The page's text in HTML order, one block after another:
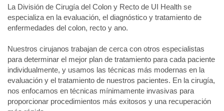
La División de Cirugía del Colon y Recto de UI Health se
especializa en la evaluación, el diagnóstico y tratamiento de
enfermedades del colon, recto y ano.
Nuestros cirujanos trabajan de cerca con otros especialistas
para determinar el mejor plan de tratamiento para cada paciente
individualmente, y usamos las técnicas más modernas en la
evaluación y el tratamiento de nuestros pacientes. En la cirugía,
nos enfocamos en técnicas mínimamente invasivas para
proporcionar procedimientos más exitosos y una recuperación